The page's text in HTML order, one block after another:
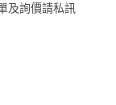
及詢價請私訊